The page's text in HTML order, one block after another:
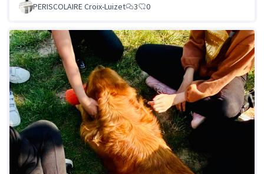
PERISCOLAIRE Croix-Luizet
3 0